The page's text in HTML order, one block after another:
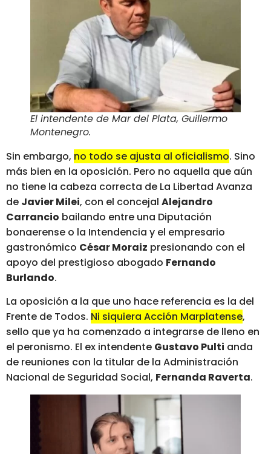
El intendente de Mar del Plata, Guillermo
Montenegro.
Sin embargo, no todo se ajusta al oficialismo. Sino
más bien en la oposición. Pero no aquella que aún
no tiene la cabeza correcta de La Libertad Avanza
de Javier Milei, con el concejal Alejandro
Carrancio bailando entre una Diputación
bonaerense o la Intendencia y el empresario
gastronómico César Moraiz presionando con el
apoyo del prestigioso abogado Fernando
Burlando.
La oposición a la que uno hace referencia es la del
Frente de Todos. Ni siquiera Acción Marplatense,
sello que ya ha comenzado a integrarse de lleno en
el peronismo. El ex intendente Gustavo Pulti anda
de reuniones con la titular de la Administración
Nacional de Seguridad Social, Fernanda Raverta.